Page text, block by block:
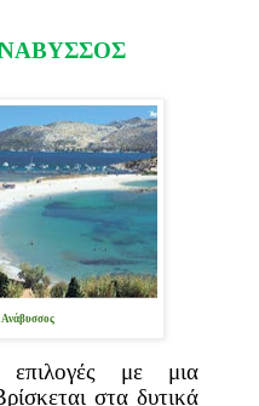
Ανάβυσσος
με μια
στα δυτικά